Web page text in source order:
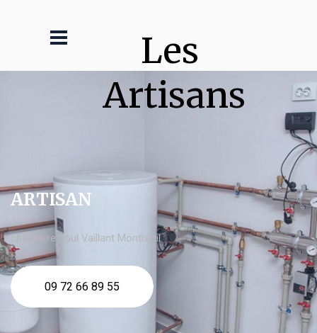
Les
Artisans
ARTISAN
chaudière fioul Vaillant Montreuil
09 72 66 89 55